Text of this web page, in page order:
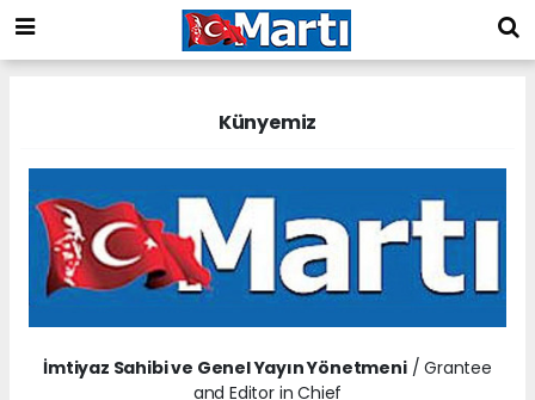
Künyemiz
İmtiyaz Sahibi ve Genel Yayın Yönetmeni/ Grantee
andEditor in Chief